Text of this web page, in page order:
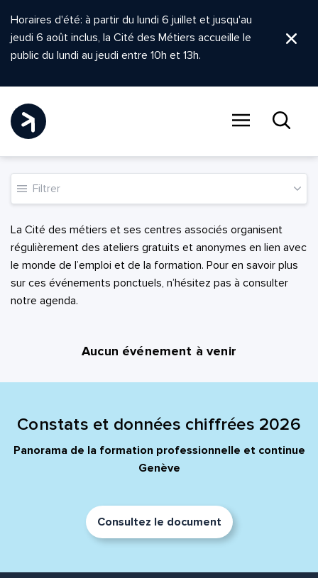
Horaires d'été: à partir du lundi 6 juillet et jusqu'au
jeudi 6 août inclus, la Cité des Métiers accueille le
public du lundi au jeudi entre 10h et 13h.
Filtrer
La Cité des métiers et ses centres associés organisent
régulièrement des ateliers gratuits et anonymes en lien avec
le monde de l’emploi et de la formation. Pour en savoir plus
sur ces événements ponctuels, n’hésitez pas à consulter
notre agenda.
Aucun événement à venir
Constats et données chiffrées 2026
Panorama de la formation professionnelle et continue
Genève
Consultez le document